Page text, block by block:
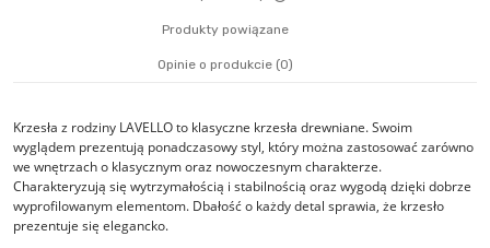
Produkty powiązane
Opinie o produkcie (0)
Krzesła z rodziny LAVELLO to klasyczne krzesła drewniane. Swoim
wyglądem prezentują ponadczasowy styl, który można zastosować zarówno
we wnętrzach o klasycznym oraz nowoczesnym charakterze.
Charakteryzują się wytrzymałością i stabilnością oraz wygodą dzięki dobrze
wyprofilowanym elementom. Dbałość o każdy detal sprawia, że krzesło
prezentuje się elegancko.